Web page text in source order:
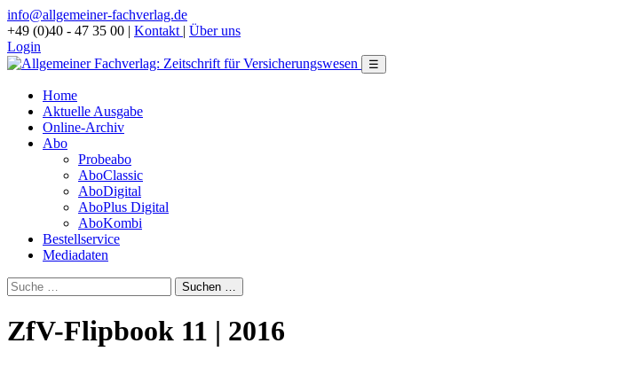
info@allgemeiner-fachverlag.de
+49 (0)40 - 47 35 00 | Kontakt | Über uns
Login
☰
Home
Aktuelle Ausgabe
Online-Archiv
Abo
Probeabo
AboClassic
AboDigital
AboPlus Digital
AboKombi
Bestellservice
Mediadaten
ZfV-Flipbook 11 | 2016